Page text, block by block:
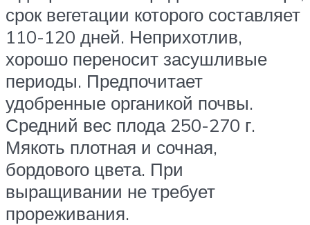
срок вегетации которого составляет
110-120 дней. Неприхотлив,
хорошо переносит засушливые
периоды. Предпочитает
удобренные органикой почвы.
Средний вес плода 250-270 г.
Мякоть плотная и сочная,
бордового цвета. При
выращивании не требует
прореживания.